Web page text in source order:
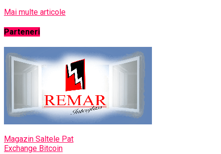
Mai multe articole
Parteneri
Magazin Saltele Pat
Exchange Bitcoin